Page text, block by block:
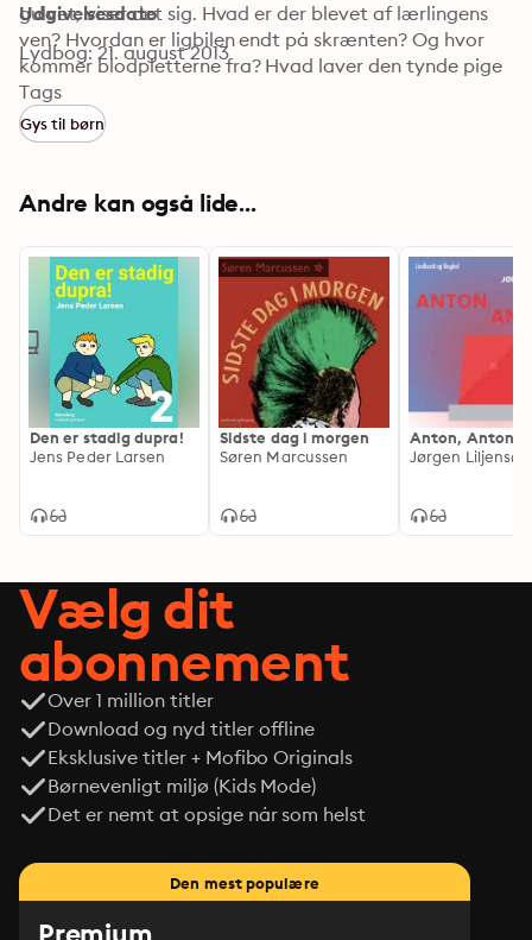
gulvet, viser det sig. Hvad er der blevet af lærlingens
ven? Hvordan er ligbilen endt på skrænten? Og hvor
kommer blodpletterne fra? Hvad laver den tynde pige
og Isak i historien? Hvad har Eminem med sagen at
gøre? Og hvem er Compagni? Alt det og meget mere
får du svar på i den første bog om bedemandens søn,
Udgivelsesdato
Lydbog: 21. august 2013
Tags
Gys til børn
Andre kan også lide...
Den er stadig dupra!
Jens Peder Larsen
Sidste dag i morgen
Søren Marcussen
Anton, Anton...
Jørgen Liljensøe
Vælg dit
abonnement
Over 1 million titler
Download og nyd titler offline
Eksklusive titler + Mofibo Originals
Børnevenligt miljø (Kids Mode)
Det er nemt at opsige når som helst
Den mest populære